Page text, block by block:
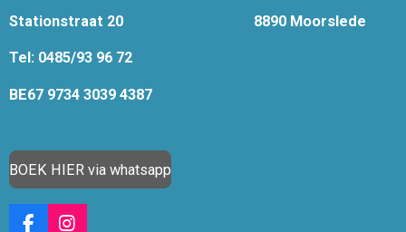
Stationstraat 20 8890 Moorslede
Tel: 0485/93 96 72
BE67 9734 3039 4387
BOEK HIER via whatsapp